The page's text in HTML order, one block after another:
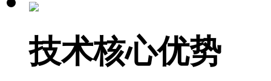
技术核心优势